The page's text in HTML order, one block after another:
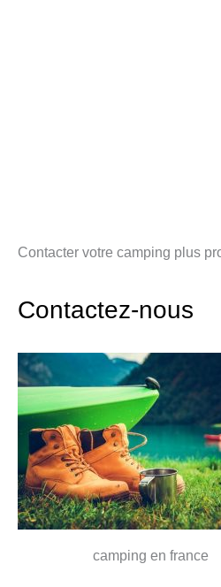
Contacter votre camping plus
Contactez-nous
camping en france